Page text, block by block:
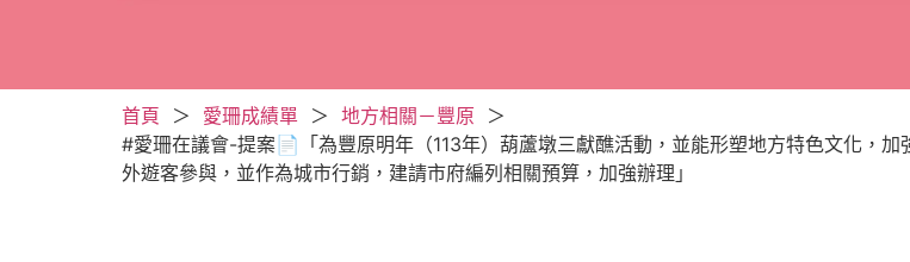
首頁 ＞ 愛珊成績單 ＞ 地方相關－豐原
＞
#愛珊在議會-提案📄「為豐原明年（113年）葫蘆墩三獻醮活動，並能形塑地方特色文化，
外遊客參與，並作為城市行銷，建請市府編列相關預算，加強辦理」